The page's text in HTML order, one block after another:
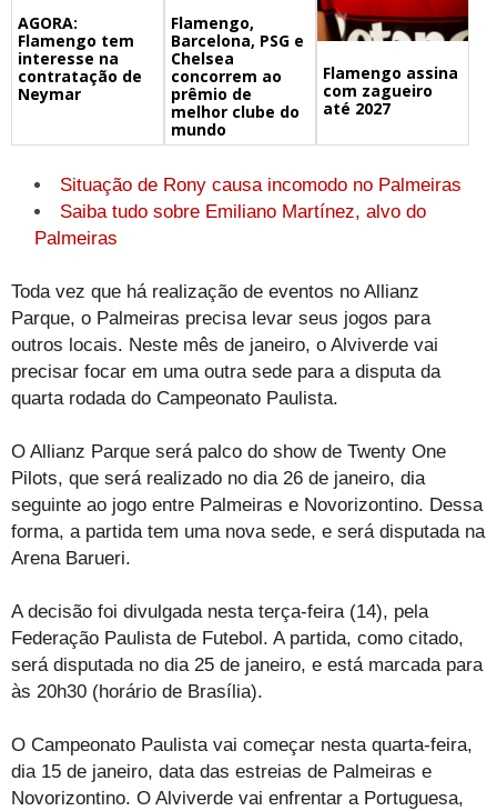
AGORA:
Flamengo tem
interesse na
contratação de
Neymar
Flamengo,
Barcelona, PSG e
Chelsea
concorrem ao
prêmio de
melhor clube do
mundo
Flamengo assina
com zagueiro
até 2027
Situação de Rony causa incomodo no Palmeiras
Saiba tudo sobre Emiliano Martínez, alvo do
Palmeiras
Toda vez que há realização de eventos no Allianz
Parque, o Palmeiras precisa levar seus jogos para
outros locais. Neste mês de janeiro, o Alviverde vai
precisar focar em uma outra sede para a disputa da
quarta rodada do Campeonato Paulista.
O Allianz Parque será palco do show de Twenty One
Pilots, que será realizado no dia 26 de janeiro, dia
seguinte ao jogo entre Palmeiras e Novorizontino. Dessa
forma, a partida tem uma nova sede, e será disputada na
Arena Barueri.
A decisão foi divulgada nesta terça-feira (14), pela
Federação Paulista de Futebol. A partida, como citado,
será disputada no dia 25 de janeiro, e está marcada para
às 20h30 (horário de Brasília).
O Campeonato Paulista vai começar nesta quarta-feira,
dia 15 de janeiro, data das estreias de Palmeiras e
Novorizontino. O Alviverde vai enfrentar a Portuguesa,